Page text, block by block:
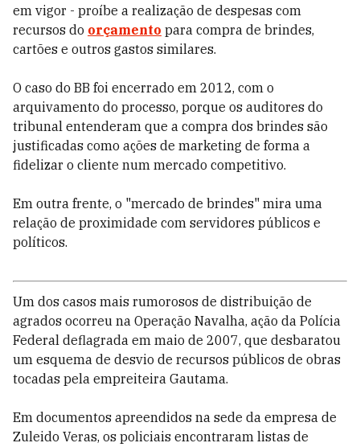
em vigor - proíbe a realização de despesas com
recursos do orçamento para compra de brindes,
cartões e outros gastos similares.
O caso do BB foi encerrado em 2012, com o
arquivamento do processo, porque os auditores do
tribunal entenderam que a compra dos brindes são
justificadas como ações de marketing de forma a
fidelizar o cliente num mercado competitivo.
Em outra frente, o "mercado de brindes" mira uma
relação de proximidade com servidores públicos e
políticos.
Um dos casos mais rumorosos de distribuição de
agrados ocorreu na Operação Navalha, ação da Polícia
Federal deflagrada em maio de 2007, que desbaratou
um esquema de desvio de recursos públicos de obras
tocadas pela empreiteira Gautama.
Em documentos apreendidos na sede da empresa de
Zuleido Veras, os policiais encontraram listas de